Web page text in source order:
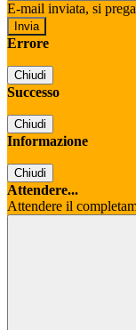
E-mail inviata, si
Errore
Chiudi
Successo
Chiudi
Informazione
Chiudi
Attendere...
Attendere il